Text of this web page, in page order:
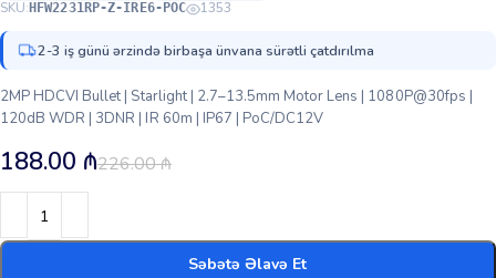
SKU: HFW2231RP-Z-IRE6-POC 1353
2-3 iş günü ərzində birbaşa ünvana sürətli çatdırılma
2MP HDCVI Bullet | Starlight | 2.7–13.5mm Motor Lens | 1080P@30fps |
120dB WDR | 3DNR | IR 60m | IP67 | PoC/DC12V
226.00₼
188.00 ₼
Səbətə Əlavə Et